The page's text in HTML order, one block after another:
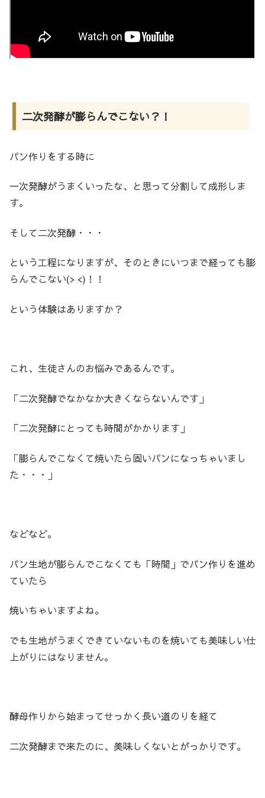
二次発酵が膨らんでこない？！
パン作りをする時に
一次発酵がうまくいったな、と思って分割して成形しま
す。
そして二次発酵・・・
という工程になりますが、そのときにいつまで経っても膨
らんでこない(> <)！！
という体験はありますか？
これ、生徒さんのお悩みであるんです。
「二次発酵でなかなか大きくならないんです」
「二次発酵にとっても時間がかかります」
「膨らんでこなくて焼いたら固いパンになっちゃいまし
た・・・」
などなど。
パン生地が膨らんでこなくても「時間」でパン作りを進め
ていたら
焼いちゃいますよね。
でも生地がうまくできていないものを焼いても美味しい仕
上がりにはなりません。
酵母作りから始まってせっかく長い道のりを経て
二次発酵まで来たのに、美味しくないとがっかりです。